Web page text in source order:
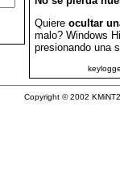
Quiere ocultar
malo? Windows
presionando una
Copyright © 2002